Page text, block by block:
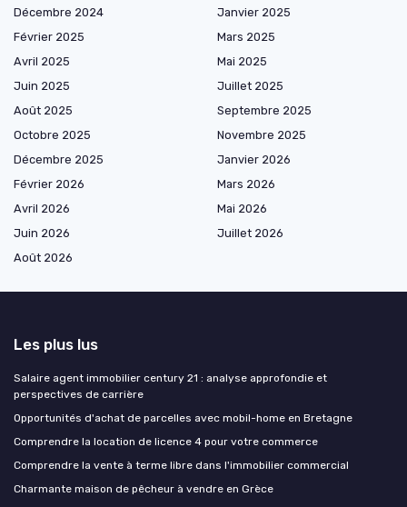
Décembre 2024
Janvier 2025
Février 2025
Mars 2025
Avril 2025
Mai 2025
Juin 2025
Juillet 2025
Août 2025
Septembre 2025
Octobre 2025
Novembre 2025
Décembre 2025
Janvier 2026
Février 2026
Mars 2026
Avril 2026
Mai 2026
Juin 2026
Juillet 2026
Août 2026
Les plus lus
Salaire agent immobilier century 21 : analyse approfondie et
perspectives de carrière
Opportunités d'achat de parcelles avec mobil-home en Bretagne
Comprendre la location de licence 4 pour votre commerce
Comprendre la vente à terme libre dans l'immobilier commercial
Charmante maison de pêcheur à vendre en Grèce